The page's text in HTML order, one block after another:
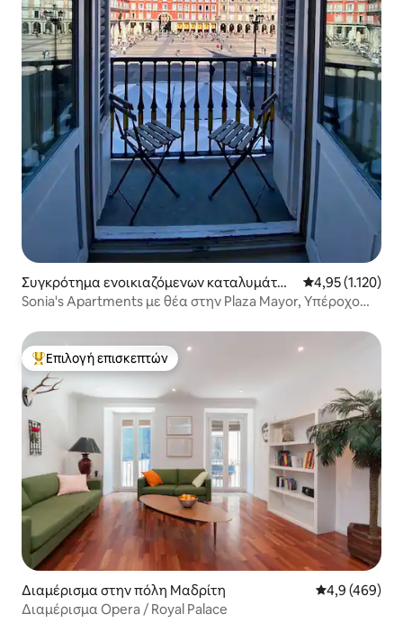
Συγκρότημα ενοικιαζόμενων καταλυμάτων
στην πόλη Μαδρίτη
Μέση
4,95 (1.120)
Sonia's Apartments με θέα στην Plaza Mayor, Υπέροχο
Κορυφαία επιλογή επισκεπτών
Επιλογή επισκεπτών
Διαμέρισμα στην πόλη Μαδρίτη Μέση
4,9 (469)
Διαμέρισμα Opera / Royal Palace